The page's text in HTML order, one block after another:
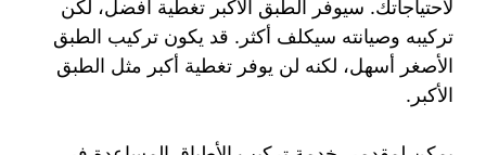
لاحتياجاتك. سيوفر الطبق الأكبر تغطية أفضل، لكن
تركيبه وصيانته سيكلف أكثر. قد يكون تركيب الطبق
الأصغر أسهل، لكنه لن يوفر تغطية أكبر مثل الطبق
الأكبر.